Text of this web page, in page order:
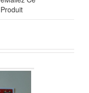
Produit